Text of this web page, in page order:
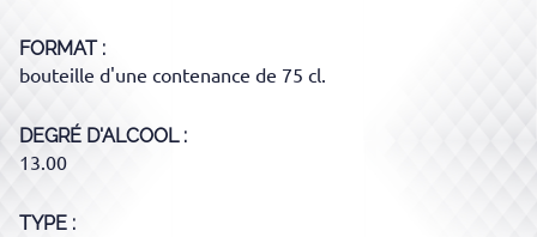
FORMAT
bouteille d'une contenance de 75 cl.
DEGRÉ D'ALCOOL
13.00
TYPE